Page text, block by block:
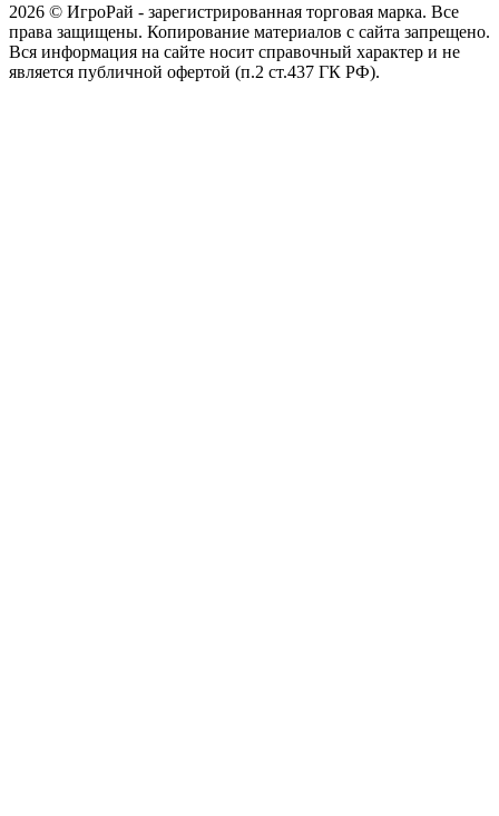
2026 © ИгроРай - зарегистрированная торговая марка. Все
права защищены. Копирование материалов с сайта запрещено.
Вся информация на сайте носит справочный характер и не
является публичной офертой (п.2 ст.437 ГК РФ).